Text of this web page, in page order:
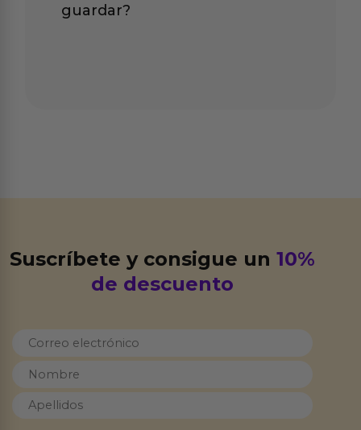
guardar?
Suscríbete y consigue un10%
de descuento